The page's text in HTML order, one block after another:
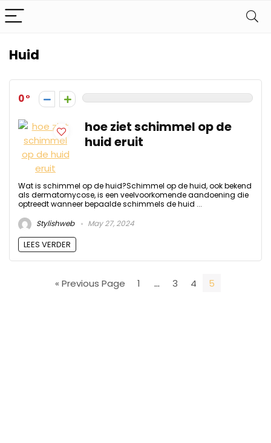
Huid
0
hoe ziet schimmel op de
huid eruit
Wat is schimmel op de huid?Schimmel op de huid, ook bekend
als dermatomycose, is een veelvoorkomende aandoening die
optreedt wanneer bepaalde schimmels de huid ...
Stylishweb
May 27, 2024
LEES VERDER
« Previous Page 1 … 3 4 5